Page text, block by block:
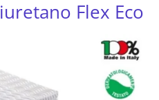
Flex Eco